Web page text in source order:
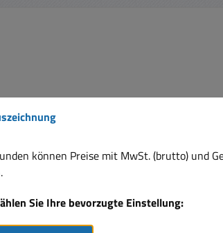
können Preise mit MwSt. (brutto) und
Sie Ihre bevorzugte Einstellung: